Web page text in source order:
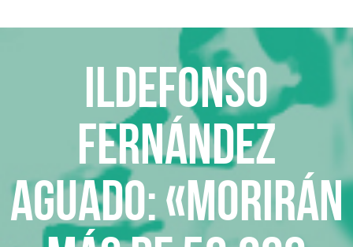
Ildefonso
Fernández
Aguado: «Morirán